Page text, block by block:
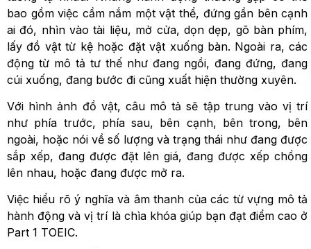
bao gồm việc cầm nắm một vật thể, đứng gần bên cạnh
ai đó, nhìn vào tài liệu, mở cửa, dọn dẹp, gõ bàn phím,
lấy đồ vật từ kệ hoặc đặt vật xuống bàn. Ngoài ra, các
động từ mô tả tư thế như đang ngồi, đang đứng, đang
cúi xuống, đang bước đi cũng xuất hiện thường xuyên.
Với hình ảnh đồ vật, câu mô tả sẽ tập trung vào vị trí
như phía trước, phía sau, bên cạnh, bên trong, bên
ngoài, hoặc nói về số lượng và trạng thái như đang được
sắp xếp, đang được đặt lên giá, đang được xếp chồng
lên nhau, hoặc đang được mở ra.
Việc hiểu rõ ý nghĩa và âm thanh của các từ vựng mô tả
hành động và vị trí là chìa khóa giúp bạn đạt điểm cao ở
Part 1 TOEIC.